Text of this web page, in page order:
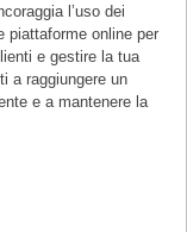
l’uso dei
piattaforme online per
e gestire la tua
a raggiungere un
e a mantenere la